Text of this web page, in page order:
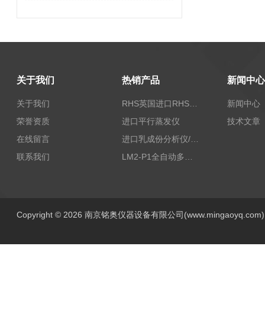
关于我们
关于我们
荣誉资质
在线留言
联系我们
热销产品
RHS英国进口RHS植物标准比色卡
进口平行蒸发仪
进口乳成份分析仪/乳品分析仪
新闻中心
新闻中心
技术文章
Copyright © 2026 南京铭奥仪器设备有限公司